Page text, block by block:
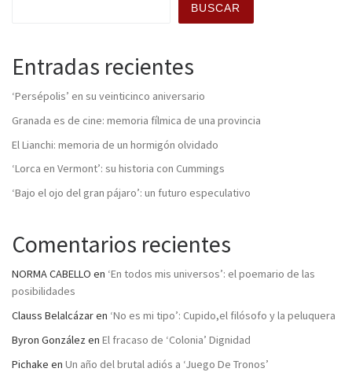
BUSCAR
Entradas recientes
‘Persépolis’ en su veinticinco aniversario
Granada es de cine: memoria fílmica de una provincia
El Lianchi: memoria de un hormigón olvidado
‘Lorca en Vermont’: su historia con Cummings
‘Bajo el ojo del gran pájaro’: un futuro especulativo
Comentarios recientes
NORMA CABELLO en ‘En todos mis universos’: el poemario de las
posibilidades
Clauss Belalcázaren ‘No es mi tipo’: Cupido,el filósofo y la peluquera
Byron González en El fracaso de ‘Colonia’ Dignidad
Pichake en Un año del brutal adiós a ‘Juego De Tronos’